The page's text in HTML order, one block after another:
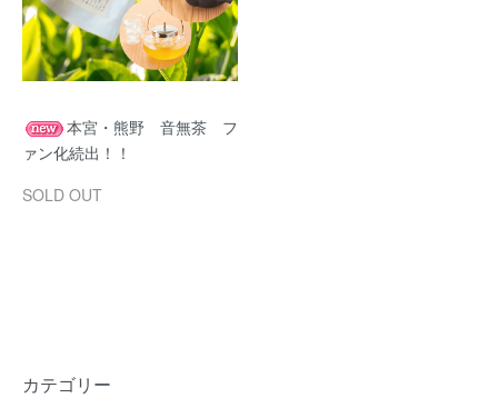
本宮・熊野 音無茶 フ
ァン化続出！！
SOLD OUT
カテゴリー